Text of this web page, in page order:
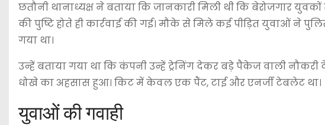
छतौनी थानाध्यक्ष ने बताया कि जानकारी मिली थी कि बेरोजगार
की पुष्टि होते ही कार्रवाई की गई। मौके से मिले कई पीड़ित युवाओं ने
गया था।
उन्हें बताया गया था कि कंपनी उन्हें ट्रेनिंग देकर बड़े पैकेज वाली
धोखे का अहसास हुआ। किट में केवल एक पैंट, टाई और एनर्जी टेबलेट था।
युवाओं की गवाही